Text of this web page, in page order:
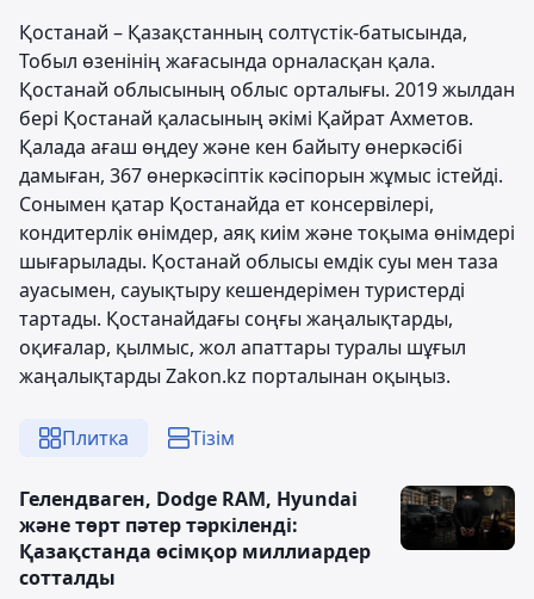
Қостанай – Қазақстанның солтүстік-батысында,
Тобыл өзенінің жағасында орналасқан қала.
Қостанай облысының облыс орталығы. 2019 жылдан
бері Қостанай қаласының әкімі Қайрат Ахметов.
Қалада ағаш өңдеу және кен байыту өнеркәсібі
дамыған, 367 өнеркәсіптік кәсіпорын жұмыс істейді.
Сонымен қатар Қостанайда ет консервілері,
кондитерлік өнімдер, аяқ киім және тоқыма өнімдері
шығарылады. Қостанай облысы емдік суы мен таза
ауасымен, сауықтыру кешендерімен туристерді
тартады. Қостанайдағы соңғы жаңалықтарды,
оқиғалар, қылмыс, жол апаттары туралы шұғыл
жаңалықтарды Zakon.kz порталынан оқыңыз.
Плитка Тізім
Гелендваген, Dodge RAM, Hyundai
және төрт пәтер тәркіленді:
Қазақстанда өсімқор миллиардер
сотталды